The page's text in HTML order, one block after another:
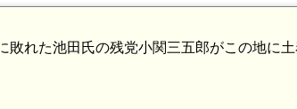
敗れた池田氏の残党小関三五郎がこの地に